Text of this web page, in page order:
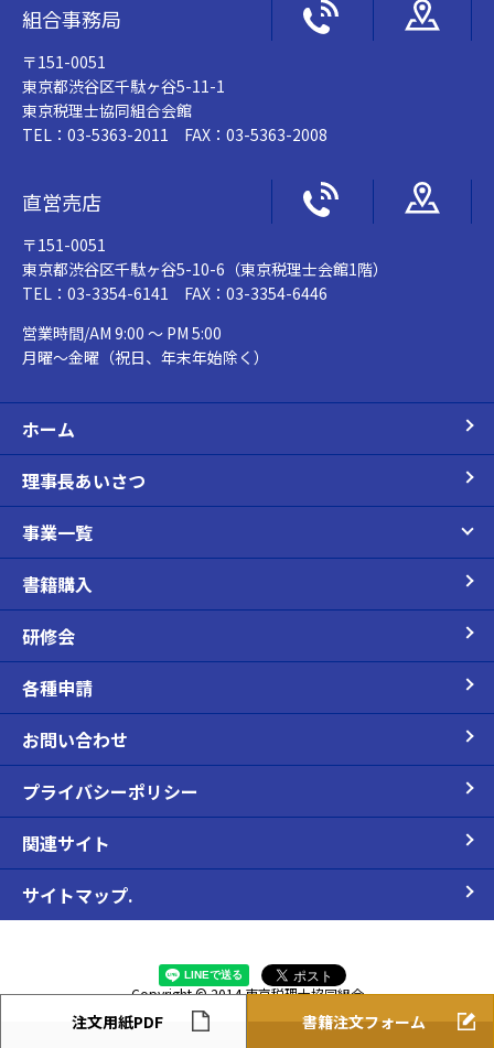
注文用紙PDF 書籍注文フォーム
組合事務局
〒151-0051
東京都渋谷区千駄ヶ谷5-11-1
東京税理士協同組合会館
TEL：03-5363-2011 FAX：03-5363-2008
直営売店
〒151-0051
東京都渋谷区千駄ヶ谷5-10-6（東京税理士会館1階）
TEL：03-3354-6141 FAX：03-3354-6446
営業時間/AM 9:00 ～ PM 5:00
月曜～金曜（祝日、年末年始除く）
ホーム
理事長あいさつ
事業一覧
書籍購入
研修会
各種申請
お問い合わせ
プライバシーポリシー
関連サイト
サイトマップ.
Copyright © 2014 東京税理士協同組合
Tokyo certified Public tax accountant cooperative society.
All Rights Reserved.